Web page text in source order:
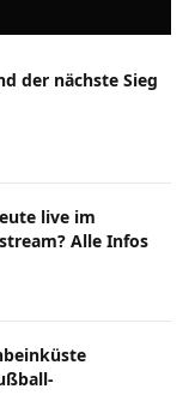
der nächste Sieg
live im
Alle Infos